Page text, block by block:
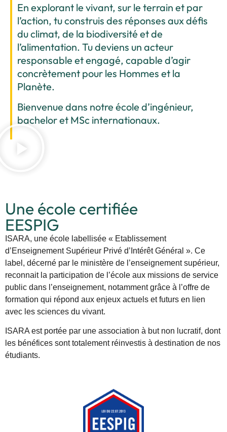
En explorant le vivant, sur le terrain et par
l’action, tu construis des réponses aux défis
du climat, de la biodiversité et de
l’alimentation. Tu deviens un acteur
responsable et engagé, capable d’agir
concrètement pour les Hommes et la
Planète.
Bienvenue dans notre école d’ingénieur,
bachelor et MSc internationaux.
Une école certifiée
EESPIG
ISARA, une école labellisée « Etablissement
d’Enseignement Supérieur Privé d’Intérêt Général ». Ce
label, décerné par le ministère de l’enseignement supérieur,
reconnait la participation de l’école aux missions de service
public dans l’enseignement, notamment grâce à l’offre de
formation qui répond aux enjeux actuels et futurs en lien
avec les sciences du vivant.
ISARA est portée par une association à but non lucratif, dont
les bénéfices sont totalement réinvestis à destination de nos
étudiants.